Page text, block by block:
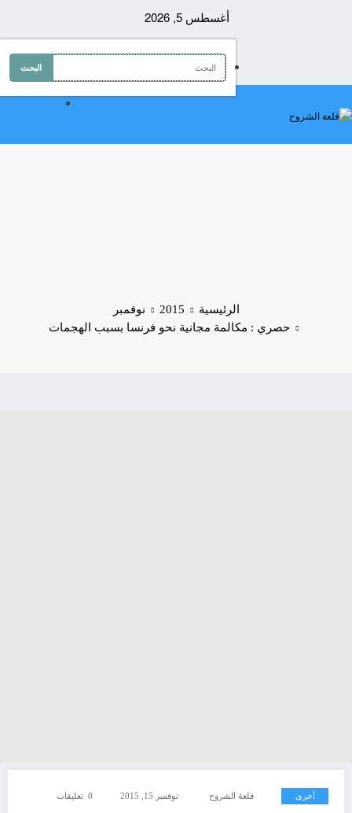
أغسطس 5, 2026
الرئيسية 2015
نوفمبر
حصري : مكالمة مجانية نحو فرنسا بسبب الهجمات
أخرى قلعة الشروح نوفمبر 15, 2015 0 تعليقات